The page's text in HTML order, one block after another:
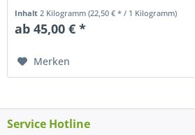
Inhalt 2 Kilogramm(22,50 € * / 1 Kilogramm)
ab 45,00 € *
Merken
Service Hotline